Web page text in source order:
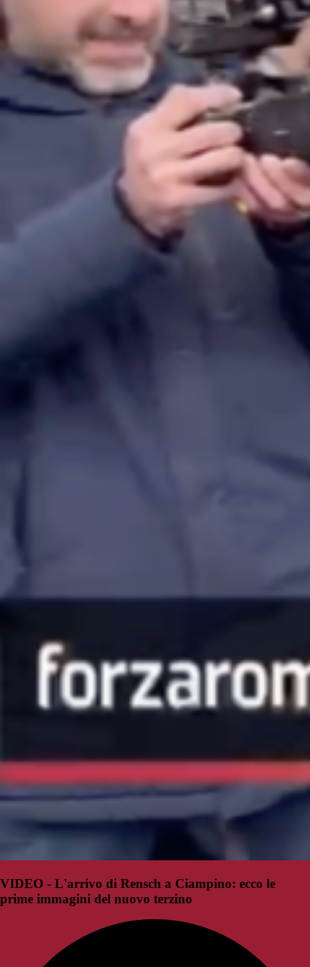
VIDEO - L'arrivo di Rensch a Ciampino: ecco le
prime immagini del nuovo terzino